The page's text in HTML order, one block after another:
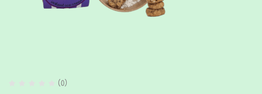
(0)